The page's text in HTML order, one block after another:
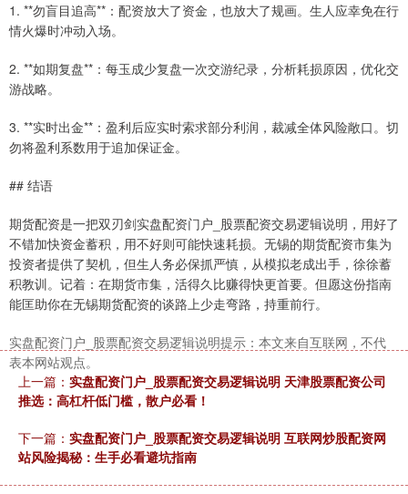
1. **勿盲目追高**：配资放大了资金，也放大了规画。生人应幸免在行
情火爆时冲动入场。
2. **如期复盘**：每玉成少复盘一次交游纪录，分析耗损原因，优化交
游战略。
3. **实时出金**：盈利后应实时索求部分利润，裁减全体风险敞口。切
勿将盈利系数用于追加保证金。
## 结语
期货配资是一把双刃剑实盘配资门户_股票配资交易逻辑说明，用好了
不错加快资金蓄积，用不好则可能快速耗损。无锡的期货配资市集为
投资者提供了契机，但生人务必保抓严慎，从模拟老成出手，徐徐蓄
积教训。记着：在期货市集，活得久比赚得快更首要。但愿这份指南
能匡助你在无锡期货配资的谈路上少走弯路，持重前行。
实盘配资门户_股票配资交易逻辑说明提示：本文来自互联网，不代
表本网站观点。
上一篇： 实盘配资门户_股票配资交易逻辑说明 天津股票配资公司
推选：高杠杆低门槛，散户必看！
下一篇： 实盘配资门户_股票配资交易逻辑说明 互联网炒股配资网
站风险揭秘：生手必看避坑指南